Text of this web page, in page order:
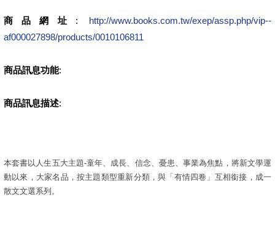
商品網址 : http://www.books.com.tw/exep/assp.php/vip--
af000027898/products/0010106811
商品訊息功能:
商品訊息描述:
本套書以人生五大主題-童年、成長、信念、憂患、事業為焦點，將新文學運
動以來，大家名品，按主題類型重新分類，與「有情四卷」互相銜接，成一
散文文選系列。